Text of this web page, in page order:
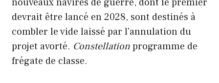
nouveaux navires de guerre, dont le premier
devrait être lancé en 2028, sont destinés à
combler le vide laissé par l'annulation du
projet avorté. Constellationprogramme de
frégate de classe.